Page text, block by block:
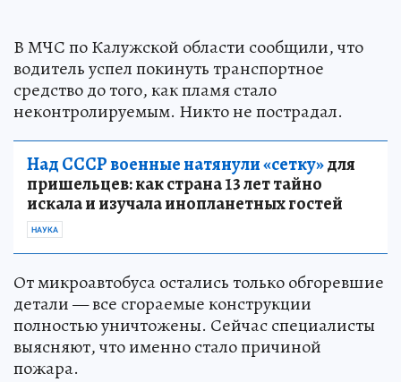
В МЧС по Калужской области сообщили, что
водитель успел покинуть транспортное
средство до того, как пламя стало
неконтролируемым. Никто не пострадал.
Над СССР военные натянули «сетку»для
пришельцев: как страна 13 лет тайно
искала и изучала инопланетных гостей
НАУКА
От микроавтобуса остались только обгоревшие
детали — все сгораемые конструкции
полностью уничтожены. Сейчас специалисты
выясняют, что именно стало причиной
пожара.